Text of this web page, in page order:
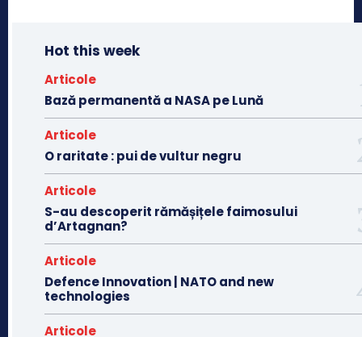
Hot this week
Articole
Bază permanentă a NASA pe Lună
Articole
O raritate : pui de vultur negru
Articole
S-au descoperit rămășițele faimosului
d’Artagnan?
Articole
Defence Innovation | NATO and new
technologies
Articole